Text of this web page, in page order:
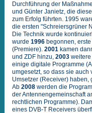
Durchführung der
und Günter Janietz, die
zum Erfolg führten. 1995
die ersten "Schreiersgrüner
Die Technik wurde
wurde 1996begonnen, erste
(Premiere). 2001 kamen
und ZDF hinzu, 2003weitere
einige digitale Programme
umgesetzt, so dass sie
Umsetzer (Receiver) haben,
Ab 2008werden die
der Antennengemeinschaft
rechtlichen Programme).
eines DVB-T Receivers